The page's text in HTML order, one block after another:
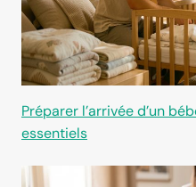
Préparer l’arrivée d’un
essentiels